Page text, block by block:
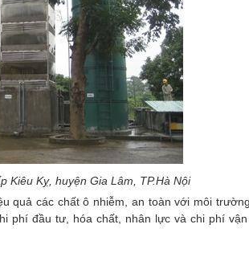
Kiêu Kỵ, huyện Gia Lâm, TP.Hà Nội
quả các chất ô nhiễm, an toàn với môi
phí đầu tư, hóa chất, nhân lực và chi phí